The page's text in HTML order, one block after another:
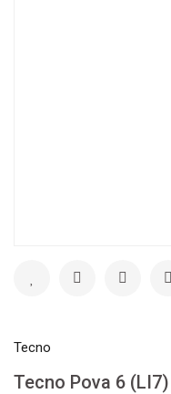
Tecno
Tecno Pova 6